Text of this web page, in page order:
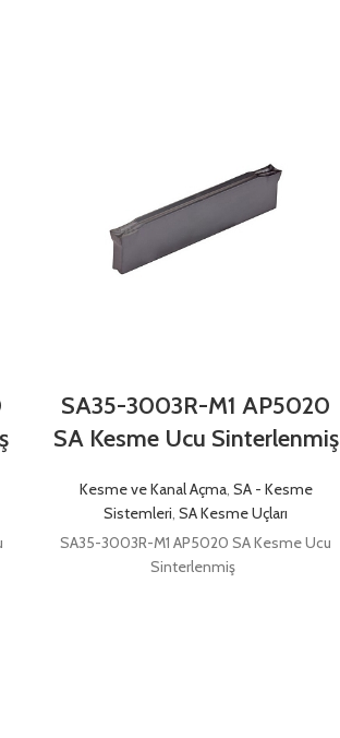
SA35-3003R-M1 AP5020
SA Kesme Ucu Sinterlenmiş
Kesme ve Kanal Açma, SA - Kesme
Sistemleri, SA Kesme Uçları
SA35-3003R-M1 AP5020 SA Kesme Ucu
Sinterlenmiş